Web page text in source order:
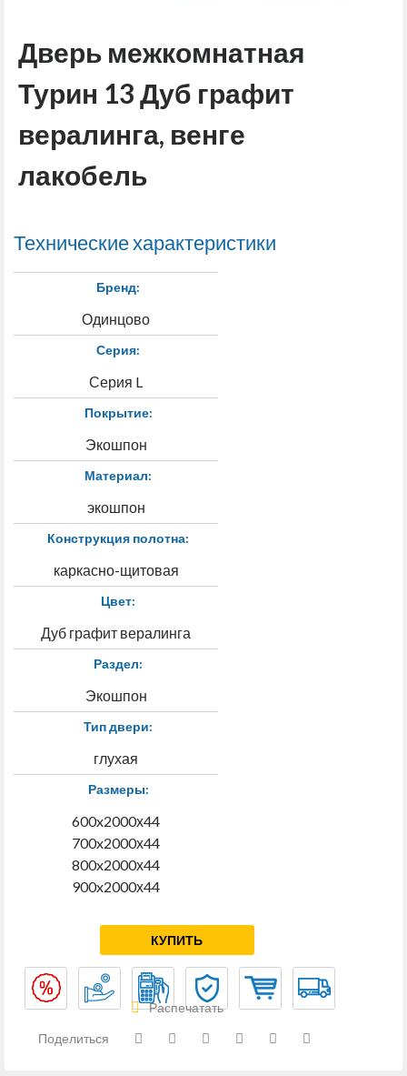
Дверь межкомнатная
Турин 13 Дуб графит
вералинга, венге
лакобель
Технические характеристики
Бренд:
Одинцово
Серия:
Серия L
Покрытие:
Экошпон
Материал:
экошпон
Конструкция полотна:
каркасно-щитовая
Цвет:
Дуб графит вералинга
Раздел:
Экошпон
Тип двери:
глухая
Размеры:
600x2000х44
700x2000х44
800x2000х44
900x2000х44
КУПИТЬ
Распечатать
Поделиться